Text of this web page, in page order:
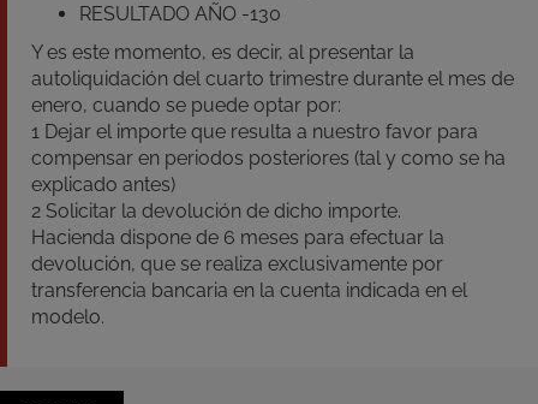
RESULTADO AÑO -130
Y es este momento, es decir, al presentar la
autoliquidación del cuarto trimestre durante el mes de
enero, cuando se puede optar por:
1 Dejar el importe que resulta a nuestro favor para
compensar en periodos posteriores (tal y como se ha
explicado antes)
2 Solicitar la devolución de dicho importe.
Hacienda dispone de 6 meses para efectuar la
devolución, que se realiza exclusivamente por
transferencia bancaria en la cuenta indicada en el
modelo.